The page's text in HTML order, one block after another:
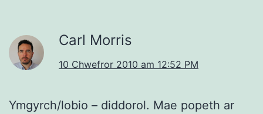
Carl Morris
10 Chwefror 2010 am 12:52 PM
Ymgyrch/lobio – diddorol. Mae popeth ar